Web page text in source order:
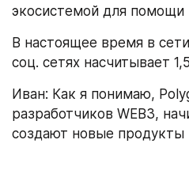
экосистемой для помощи
В настоящее время в
соц. сетях насчитывает
Иван: Как я понимаю,
разработчиков WEB3,
cоздают новые продукты